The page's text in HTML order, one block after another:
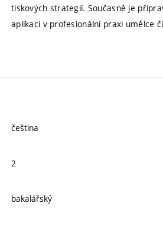
tiskových strategií. Současně je
aplikaci v profesionální praxi umělce
čeština
2
bakalářský